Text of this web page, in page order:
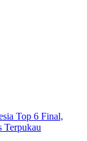
Top 6 Final,
Terpukau